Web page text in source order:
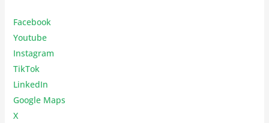
Facebook
Youtube
Instagram
TikTok
LinkedIn
Google Maps
X